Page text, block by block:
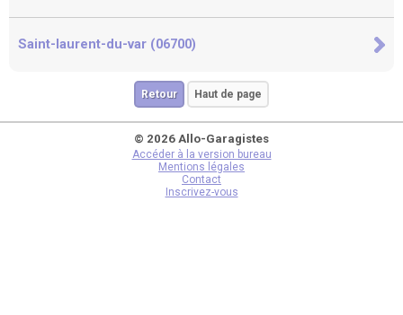
Saint-laurent-du-var (06700)
Retour Haut de page
© 2026 Allo-Garagistes
Accéder à la version bureau
Mentions légales
Contact
Inscrivez-vous